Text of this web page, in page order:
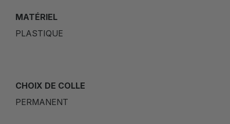
MATÉRIEL
PLASTIQUE
CHOIX DE COLLE
PERMANENT